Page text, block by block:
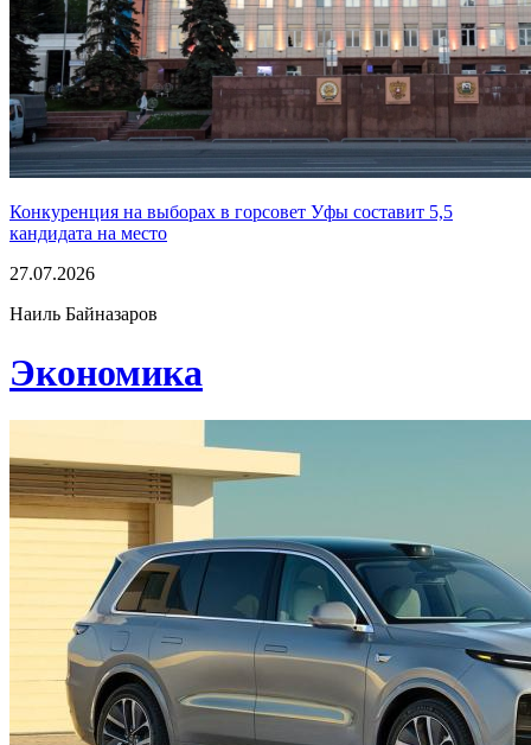
Конкуренция на выборах в горсовет Уфы составит 5,5
кандидата на место
27.07.2026
Наиль Байназаров
Экономика